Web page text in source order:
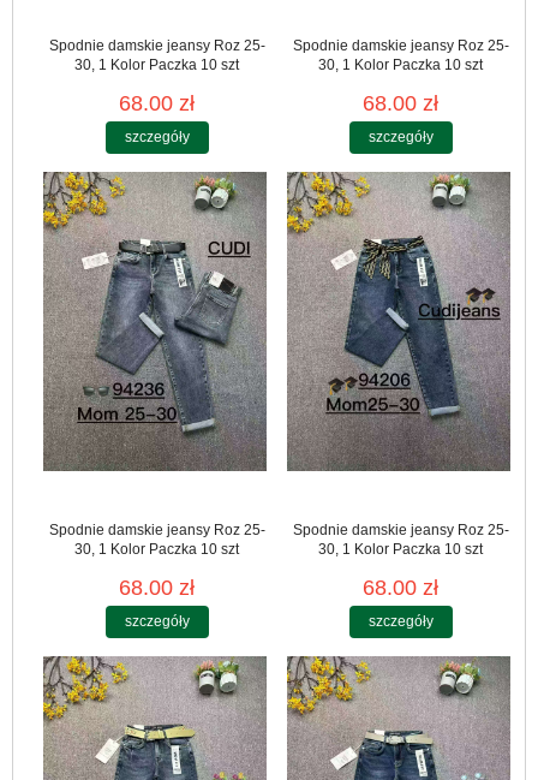
Spodnie damskie jeansy Roz 25-
30, 1 Kolor Paczka 10 szt
68.00 zł
szczegóły
Spodnie damskie jeansy Roz 25-
30, 1 Kolor Paczka 10 szt
68.00 zł
szczegóły
Spodnie damskie jeansy Roz 25-
30, 1 Kolor Paczka 10 szt
68.00 zł
szczegóły
Spodnie damskie jeansy Roz 25-
30, 1 Kolor Paczka 10 szt
68.00 zł
szczegóły